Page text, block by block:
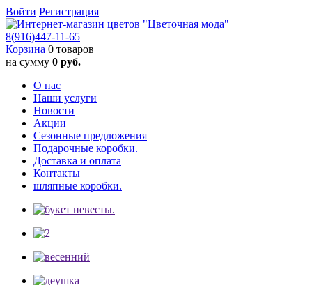
Войти Регистрация
8(916)447-11-65
Корзина 0 товаров
на сумму 0 руб.
О нас
Наши услуги
Новости
Акции
Сезонные предложения
Подарочные коробки.
Доставка и оплата
Контакты
шляпные коробки.